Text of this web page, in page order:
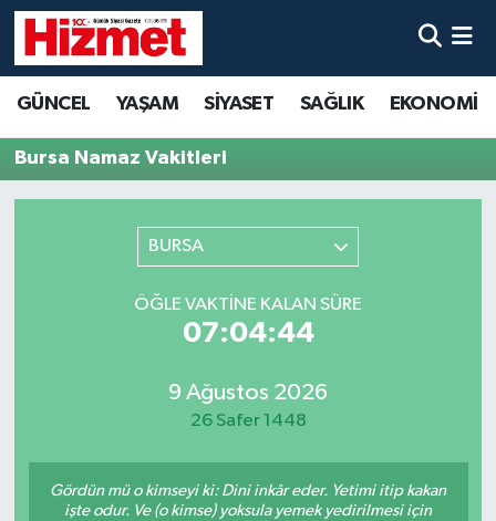
GÜNCEL YAŞAM SİYASET SAĞLIK EKONOMİ
Bursa Namaz Vakitleri
BURSA
ÖĞLE VAKTINE KALAN SÜRE
07:04:44
9 Ağustos 2026
26 Safer 1448
Gördün mü o kimseyi ki: Dini inkâr eder. Yetimi itip kakan
işte odur. Ve (o kimse) yoksula yemek yedirilmesi için
YAŞAM
SİYASET
EKONOMİ
Denizli Hava Durumu
Denizli Trafik Yoğunluk Haritası
Süper Lig Puan Durumu ve Fikstür
Tüm Manşetler